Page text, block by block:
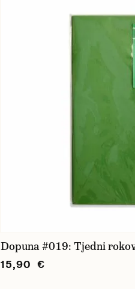
Dopuna #019: Tjedni
15,90 €